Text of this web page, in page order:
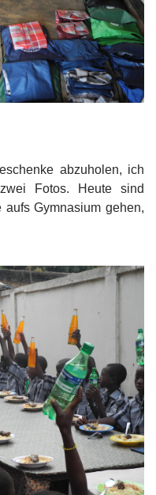
abzuholen, ich
Fotos. Heute sind
Gymnasium gehen,